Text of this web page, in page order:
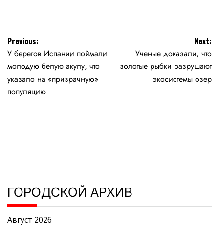
Навигация
по
записям
Previous:
У берегов Испании поймали
молодую белую акулу, что
указало на «призрачную»
популяцию
Next:
Ученые доказали, что
золотые рыбки разрушают
экосистемы озер
ГОРОДСКОЙ АРХИВ
Август 2026